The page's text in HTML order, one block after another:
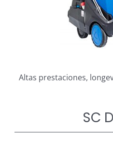
Altas prestaciones,
SC